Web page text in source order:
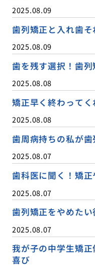
2025.08.09
歯列矯正と入れ歯
2025.08.09
歯を残す選択！歯
2025.08.08
矯正早く終わって
2025.08.08
歯周病持ちの私が
2025.08.07
歯科医に聞く！矯
2025.08.07
歯列矯正をやめた
2025.08.07
我が子の中学生矯
喜び